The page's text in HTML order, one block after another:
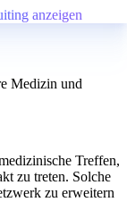
anzeigen
Medizin und
Treffen,
zu treten. Solche
zu erweitern